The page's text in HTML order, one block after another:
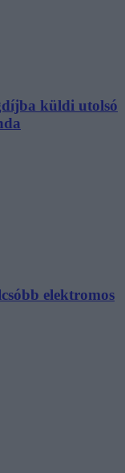
küldi utolsó
elektromos